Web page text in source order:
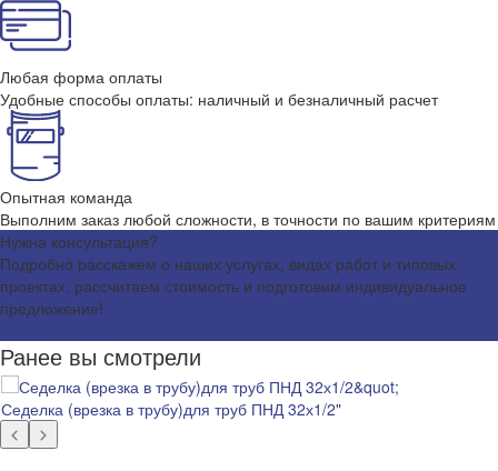
Любая форма оплаты
Удобные способы оплаты: наличный и безналичный расчет
Опытная команда
Выполним заказ любой сложности, в точности по вашим критериям
Нужна консультация?
Подробно расскажем о наших услугах, видах работ и типовых
проектах, рассчитаем стоимость и подготовим индивидуальное
предложение!
Ранее вы смотрели
Седелка (врезка в трубу)для труб ПНД 32х1/2"